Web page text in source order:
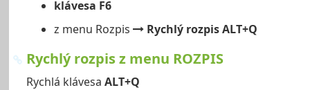
klávesa F6
z menu Rozpis
Rychlý rozpis ALT+Q
Rychlý rozpis z menu ROZPIS
Rychlá klávesa ALT+Q